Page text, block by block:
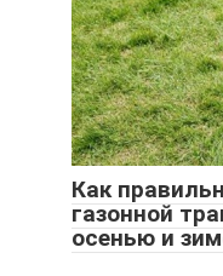
Как
газонной
осенью и